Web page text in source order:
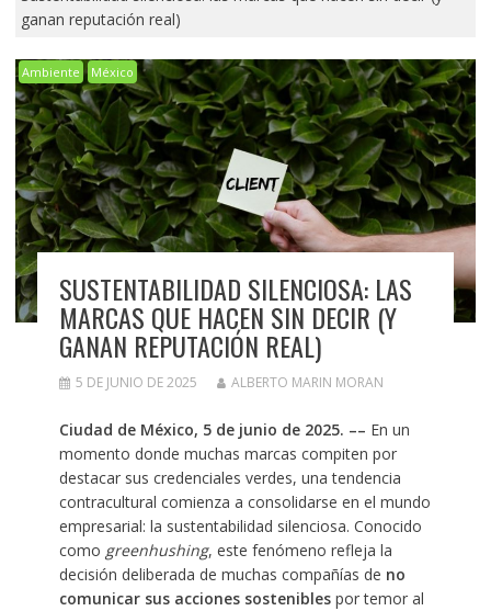
ganan reputación real)
Ambiente México
SUSTENTABILIDAD SILENCIOSA: LAS
MARCAS QUE HACEN SIN DECIR (Y
GANAN REPUTACIÓN REAL)
5 DE JUNIO DE 2025 ALBERTO MARIN MORAN
Ciudad de México, 5 de junio de 2025. –– En un
momento donde muchas marcas compiten por
destacar sus credenciales verdes, una tendencia
contracultural comienza a consolidarse en el mundo
empresarial: la sustentabilidad silenciosa. Conocido
como greenhushing, este fenómeno refleja la
decisión deliberada de muchas compañías de no
comunicar sus acciones sosteniblespor temor al